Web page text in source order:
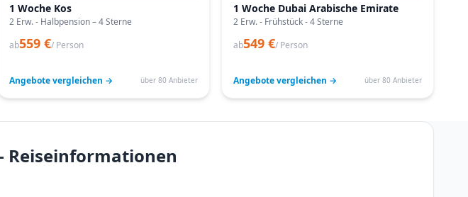
1 Woche Kos
2 Erw. - Halbpension – 4 Sterne
ab559 €/ Person
Angebote vergleichen → über 80 Anbieter
1 Woche Dubai Arabische Emirate
2 Erw. - Frühstück - 4 Sterne
ab549 €/ Person
Angebote vergleichen → über 80 Anbieter
Reiseinformationen